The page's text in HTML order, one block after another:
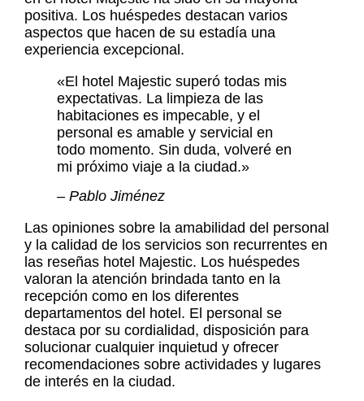
positiva. Los huéspedes destacan varios
aspectos que hacen de su estadía una
experiencia excepcional.
«El hotel Majestic superó todas mis
expectativas. La limpieza de las
habitaciones es impecable, y el
personal es amable y servicial en
todo momento. Sin duda, volveré en
mi próximo viaje a la ciudad.»
– Pablo Jiménez
Las opiniones sobre la amabilidad del personal
y la calidad de los servicios son recurrentes en
las reseñas hotel Majestic. Los huéspedes
valoran la atención brindada tanto en la
recepción como en los diferentes
departamentos del hotel. El personal se
destaca por su cordialidad, disposición para
solucionar cualquier inquietud y ofrecer
recomendaciones sobre actividades y lugares
de interés en la ciudad.